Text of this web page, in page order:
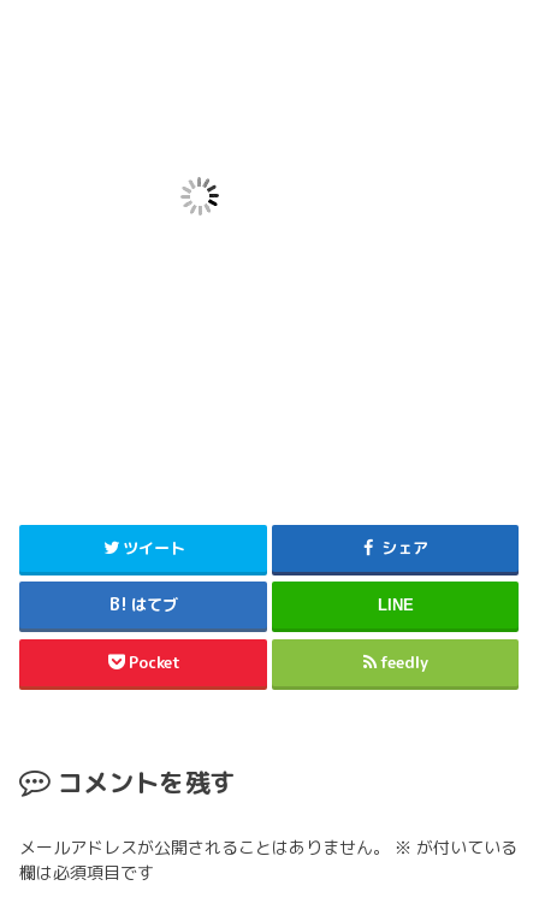
ツイート シェア
はてブ LINE
Pocket feedly
コメントを残す
メールアドレスが公開されることはありません。 ※ が付いている
欄は必須項目です